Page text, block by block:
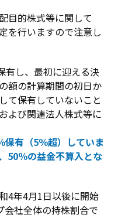
目的株式等に関して
を行いますので注意し
有し、最初に迎える決
額の計算期間の初日か
て保有していないこと
よび関連法人株式等に
保有（5％超）していま
50％の益金不算入とな
4年4月1日以後に開始
会社全体の持株割合で